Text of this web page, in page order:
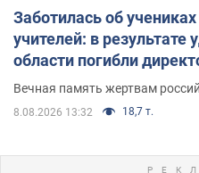
Заботилась об
учителей: в
области погибли
муж и внук
Вечная память жертвам
8.08.2026 13:32 18,7 т.